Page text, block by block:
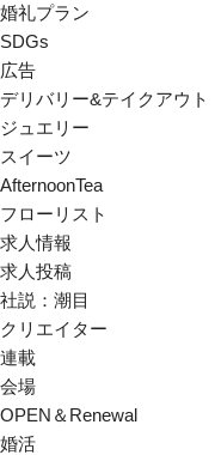
婚礼プラン
SDGs
広告
デリバリー&テイクアウト
ジュエリー
スイーツ
AfternoonTea
フローリスト
求人情報
求人投稿
社説：潮目
クリエイター
連載
会場
OPEN＆Renewal
婚活